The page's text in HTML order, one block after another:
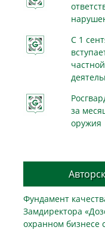
С 1
за
оружия
Фундамент
Замдиректора
охранном бизнесe